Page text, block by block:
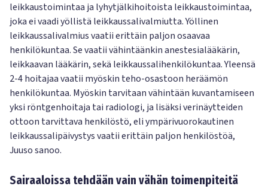
leikkaustoimintaa ja lyhytjälkihoitoista leikkaustoimintaa,
joka ei vaadi yöllistä leikkaussalivalmiutta. Yöllinen
leikkaussalivalmius vaatii erittäin paljon osaavaa
henkilökuntaa. Se vaatii vähintäänkin anestesialääkärin,
leikkaavan lääkärin, sekä leikkaussalihenkilökuntaa. Yleensä
2-4 hoitajaa vaatii myöskin teho-osastoon heräämön
henkilökuntaa. Myöskin tarvitaan vähintään kuvantamiseen
yksi röntgenhoitaja tai radiologi, ja lisäksi verinäytteiden
ottoon tarvittava henkilöstö, eli ympärivuorokautinen
leikkaussalipäivystys vaatii erittäin paljon henkilöstöä,
Juuso sanoo.
Sairaaloissa tehdään vain vähän toimenpiteitä